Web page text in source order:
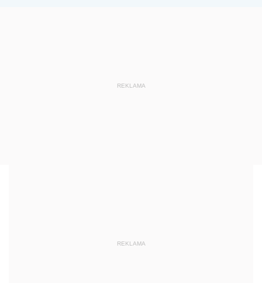
REKLAMA
REKLAMA